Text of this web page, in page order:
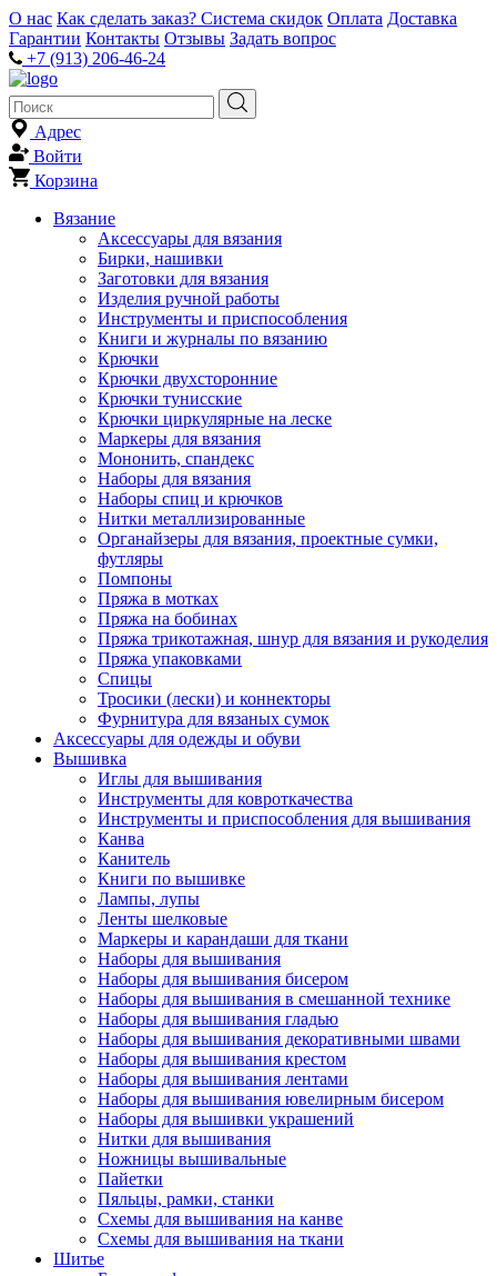
О нас Как сделать заказ? Система скидок Оплата Доставка
Гарантии Контакты Отзывы Задать вопрос
+7 (913) 206-46-24
Адрес
Войти
Корзина
Вязание
Аксессуары для вязания
Бирки, нашивки
Заготовки для вязания
Изделия ручной работы
Инструменты и приспособления
Книги и журналы по вязанию
Крючки
Крючки двухсторонние
Крючки тунисские
Крючки циркулярные на леске
Маркеры для вязания
Мононить, спандекс
Наборы для вязания
Наборы спиц и крючков
Нитки металлизированные
Органайзеры для вязания, проектные сумки,
футляры
Помпоны
Пряжа в мотках
Пряжа на бобинах
Пряжа трикотажная, шнур для вязания и рукоделия
Пряжа упаковками
Спицы
Тросики (лески) и коннекторы
Фурнитура для вязаных сумок
Аксессуары для одежды и обуви
Вышивка
Иглы для вышивания
Инструменты для ковроткачества
Инструменты и приспособления для вышивания
Канва
Канитель
Книги по вышивке
Лампы, лупы
Ленты шелковые
Маркеры и карандаши для ткани
Наборы для вышивания
Наборы для вышивания бисером
Наборы для вышивания в смешанной технике
Наборы для вышивания гладью
Наборы для вышивания декоративными швами
Наборы для вышивания крестом
Наборы для вышивания лентами
Наборы для вышивания ювелирным бисером
Наборы для вышивки украшений
Нитки для вышивания
Ножницы вышивальные
Пайетки
Пяльцы, рамки, станки
Схемы для вышивания на канве
Схемы для вышивания на ткани
Шитье